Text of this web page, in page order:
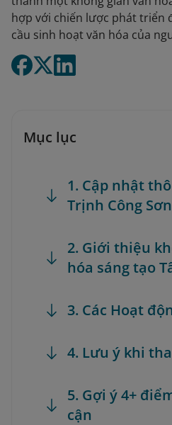
hợp với chiến lược phát triển
cầu sinh hoạt văn hóa của
Mục lục
1. Cập nhật
Trịnh Công
2. Giới thiệu
hóa sáng tạo
3. Các Hoạt
4. Lưu ý khi
5. Gợi ý 4+
cận